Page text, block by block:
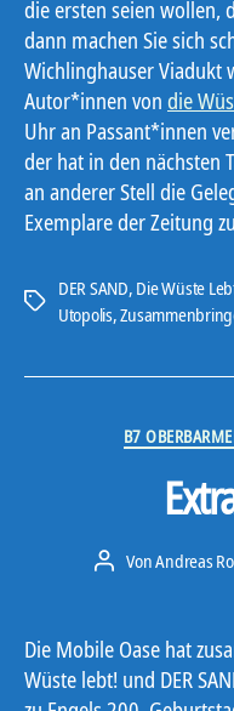
die ersten seien wollen,
dann machen Sie sich
Wichlinghauser Viadukt
Autor*innen von die
Uhr an Passant*innen
der hat in den nächsten
an anderer Stell die
Exemplare der Zeitung
Schlagwörter
DER SAND, Die Wüste
Utopolis,
B7
Beitragsautor
VonAndreas
Die Mobile Oase hat
Wüste lebt! und DER